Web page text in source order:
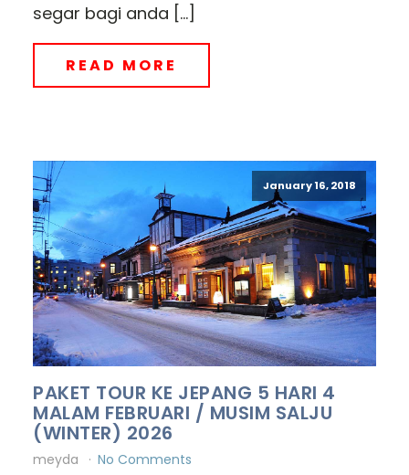
segar bagi anda […]
READ MORE
January 16, 2018
PAKET TOUR KE JEPANG 5 HARI 4
MALAM FEBRUARI / MUSIM SALJU
(WINTER) 2026
meyda No Comments